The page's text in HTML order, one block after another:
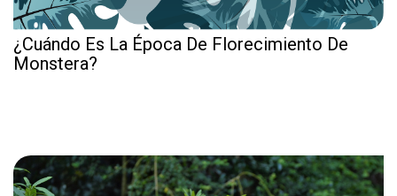
¿Cuándo Es La Época De Florecimiento De
Monstera?